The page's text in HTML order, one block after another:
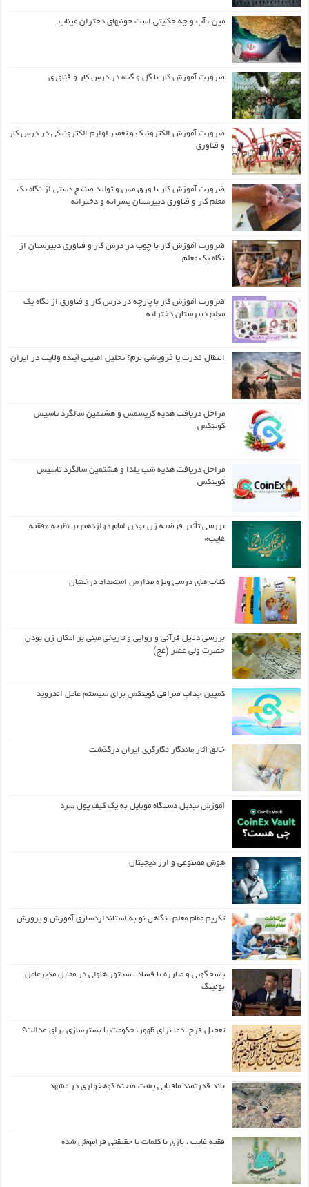
مین ، آب و چه حکایتی است خونبهای دختران میناب
ضرورت آموزش کار با گل و گیاه در درس کار و فناوری
ضرورت آموزش الکترونیک و تعمیر لوازم الکترونیکی در درس کار
و فناوری
ضرورت آموزش کار با ورق مس و تولید صنایع دستی از نگاه یک
معلم کار و فناوری دبیرستان پسرانه و دخترانه
ضرورت آموزش کار با چوب در درس کار و فناوری دبیرستان از
نگاه یک معلم
ضرورت آموزش کار با پارچه در درس کار و فناوری از نگاه یک
معلم دبیرستان دخترانه
انتقال قدرت یا فروپاشی نرم؟ تحلیل امنیتی آینده ولایت در ایران
مراحل دریافت هدیه کریسمس و هشتمین سالگرد تاسیس
کوینکس
مراحل دریافت هدیه شب یلدا و هشتمین سالگرد تاسیس
کوینکس
بررسی تأثیر فرضیه زن بودن امام دوازدهم بر نظریه «فقیه
غایب»
کتاب های درسی ویژه مدارس استعداد درخشان
بررسی دلایل قرآنی و روایی و تاریخی مبنی بر امکان زن بودن
حضرت ولی عصر (عج)
کمپین جذاب صرافی کوینکس برای سیستم عامل اندروید
خالق آثار ماندگار نگارگری ایران درگذشت
آموزش تبدیل دستگاه موبایل به یک کیف‌ پول سرد
هوش مصنوعی و ارز دیجیتال
تکریم مقام معلم: نگاهی نو به استانداردسازی آموزش و پرورش
پاسخگویی و مبارزه با فساد ، سناتور هاولی در مقابل مدیرعامل
بوئینگ
تعجیل فرج: دعا برای ظهور، حکومت یا بسترسازی برای عدالت؟
باند قدرتمند مافیایی پشت صحنه کوهخواری در مشهد
فقیه غایب ، بازی با کلمات یا حقیقتی فراموش شده